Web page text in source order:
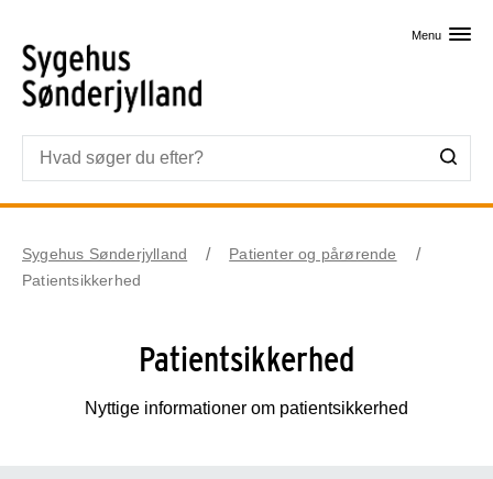
Menu
Sygehus Sønderjylland
Patienter og pårørende
Patientsikkerhed
Patientsikkerhed
Nyttige informationer om patientsikkerhed